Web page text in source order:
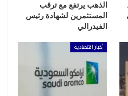
الذهب يرتفع مع ترقب
المستثمرين لشهادة رئيس
الفيدرالي
أخبار اقتصادية